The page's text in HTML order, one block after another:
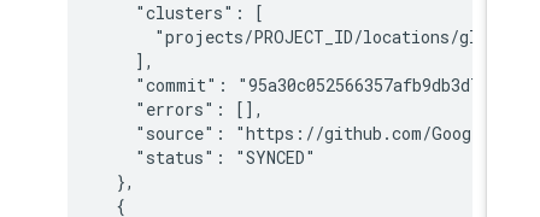
    "clusters": [
"projects/PROJECT_ID/locations/
    ],
"commit":
    "errors": [],
"source": "https://github.com/
    "status": "SYNCED"